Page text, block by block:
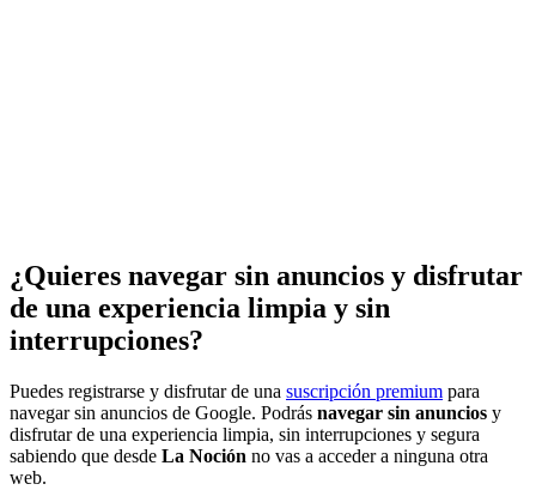
¿Quieres navegar sin anuncios y disfrutar
de una experiencia limpia y sin
interrupciones?
Puedes registrarse y disfrutar de una suscripción premium para
navegar sin anuncios de Google. Podrás navegar sin anuncios y
disfrutar de una experiencia limpia, sin interrupciones y segura
sabiendo que desde La Noción no vas a acceder a ninguna otra
web.